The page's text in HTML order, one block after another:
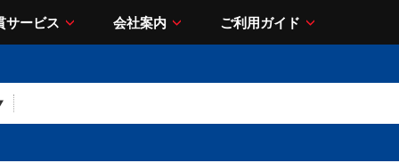
サービス 会社案内 ご利用ガイド